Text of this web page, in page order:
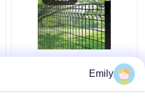
أمان معدني سياج من
Emily